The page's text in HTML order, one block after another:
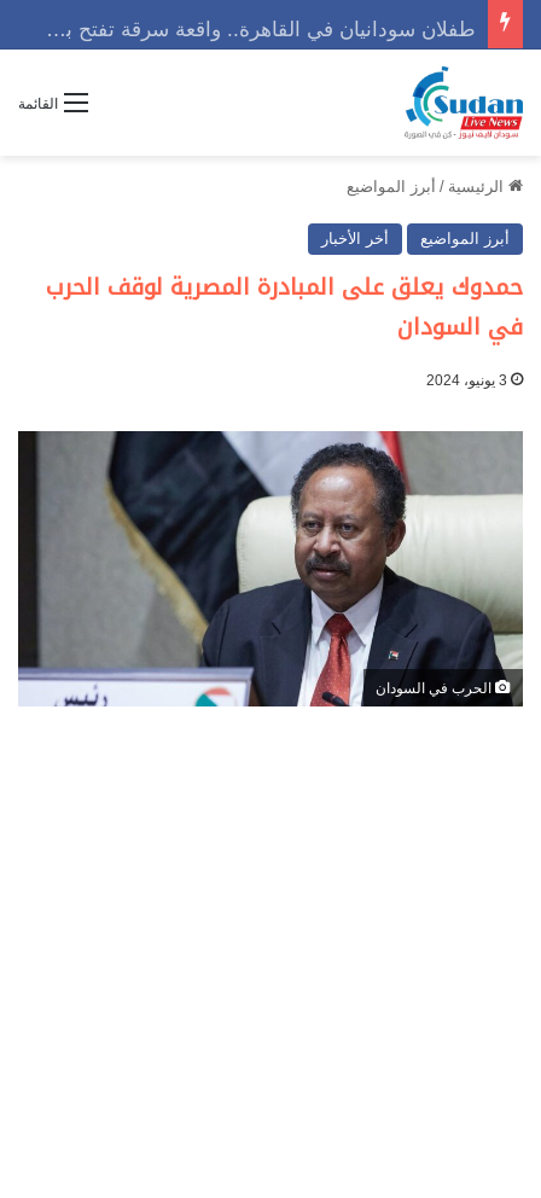
القائمة
الرئيسية / أبرز المواضيع
أبرز المواضيع أخر الأخبار
حمدوك يعلق على المبادرة المصرية لوقف الحرب
في السودان
3 يونيو، 2024
الحرب في السودان